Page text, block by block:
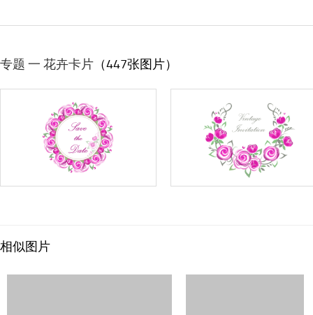
专题 一 花卉卡片 （447张图片）
相似图片